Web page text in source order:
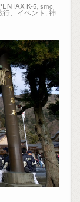
K-5 smc
行、イベント,神